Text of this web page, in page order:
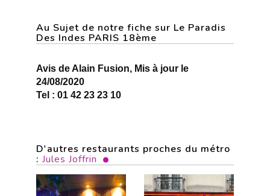
Au Sujet de notre fiche sur Le Paradis
Des Indes PARIS 18ème
Avis de Alain Fusion, Mis à jour le
24/08/2020
Tel : 01 42 23 23 10
D'autres restaurants proches du métro
: Jules Joffrin